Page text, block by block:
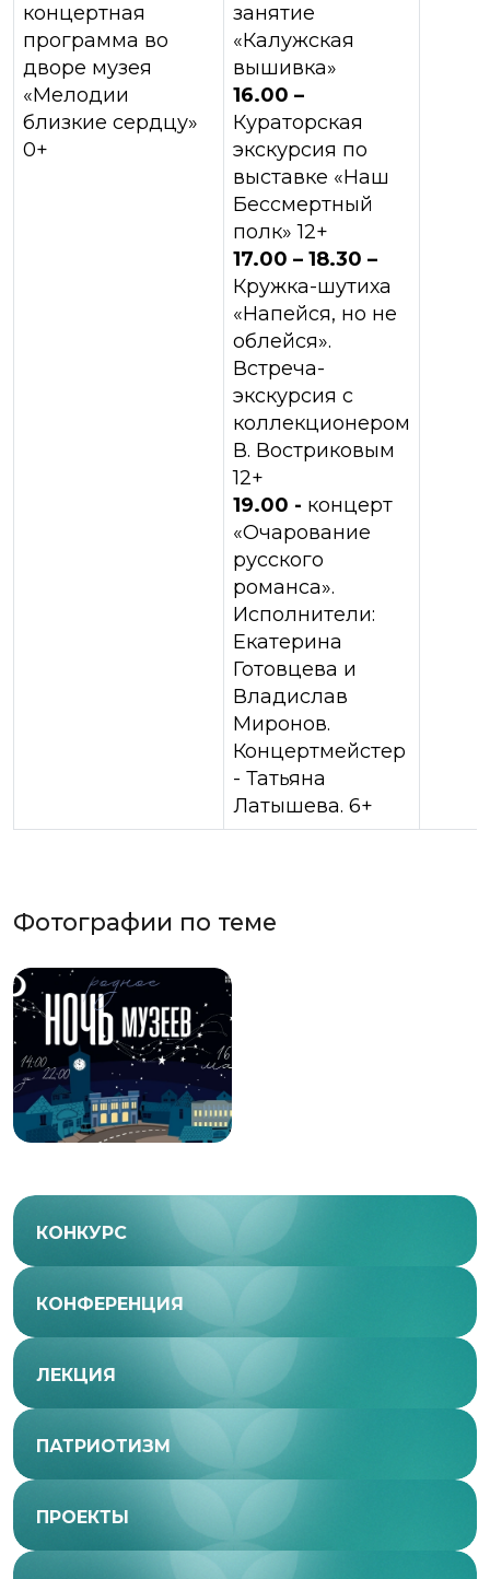
концертная
программа во
дворе музея
«Мелодии
близкие сердцу»
0+
занятие
«Калужская
вышивка»
16.00 –
Кураторская
экскурсия по
выставке «Наш
Бессмертный
полк» 12+
17.00 – 18.30 –
Кружка-шутиха
«Напейся, но не
облейся».
Встреча-
экскурсия с
коллекционером
В. Востриковым
12+
19.00 - концерт
«Очарование
русского
романса».
Исполнители:
Екатерина
Готовцева и
Владислав
Миронов.
Концертмейстер
- Татьяна
Латышева. 6+
Фотографии по теме
КОНКУРС
КОНФЕРЕНЦИЯ
ЛЕКЦИЯ
ПАТРИОТИЗМ
ПРОЕКТЫ